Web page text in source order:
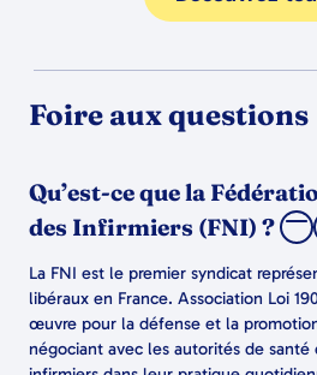
Foire aux questions
Qu’est-ce que la
des Infirmiers (FNI) ?
La FNI est le premier syndicat
libéraux en France. Association Loi
œuvre pour la défense et la
négociant avec les autorités de